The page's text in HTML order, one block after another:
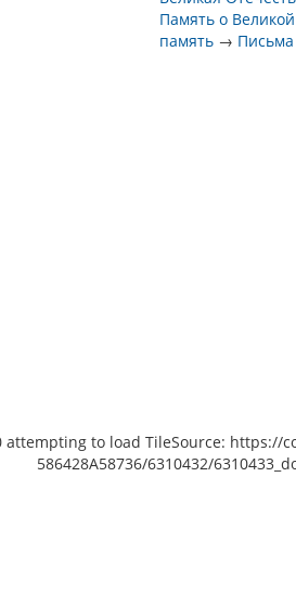
Память о
память → Письма
attempting to load TileSource:
586428A58736/6310432/